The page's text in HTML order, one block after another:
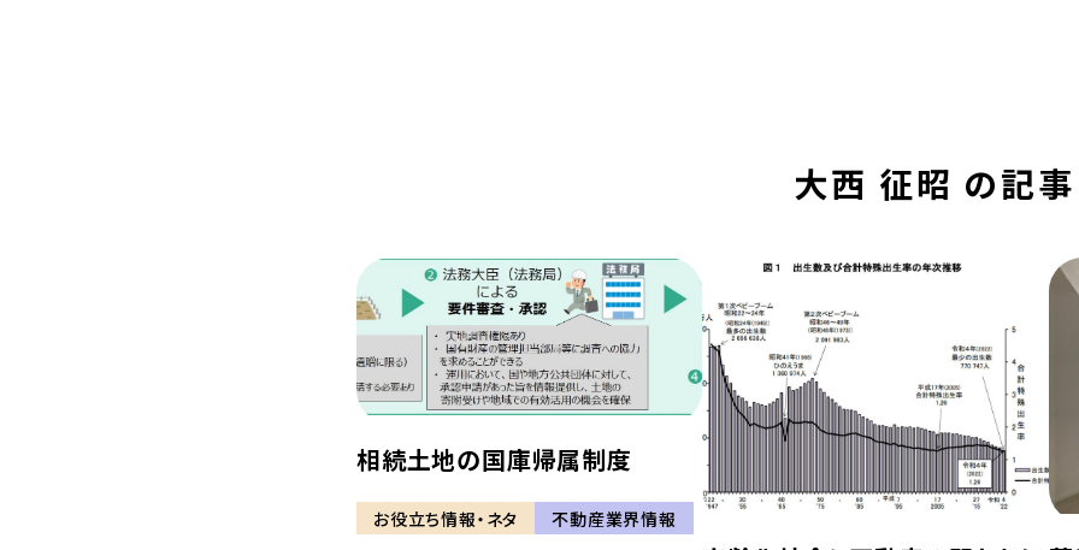
大西 征昭 の記事
相続土地の国庫帰属制度
お役立ち情報・ネタ 不動産業界情報